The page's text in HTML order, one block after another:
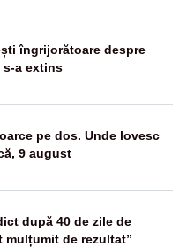
îngrijorătoare despre
s-a extins
pe dos. Unde lovesc
9 august
după 40 de zile de
mulțumit de rezultat”